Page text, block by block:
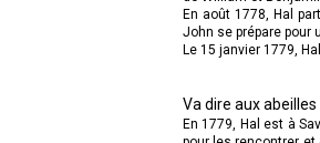
En août 1778, Hal
John se prépare pour
Le 15 janvier 1779,
Va dire aux
En 1779, Hal est à